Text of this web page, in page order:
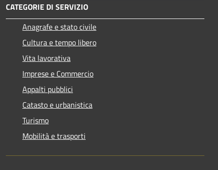
CATEGORIE DI SERVIZIO
Anagrafe e stato civile
Cultura e tempo libero
Vita lavorativa
Imprese e Commercio
Appalti pubblici
Catasto e urbanistica
Turismo
Mobilità e trasporti